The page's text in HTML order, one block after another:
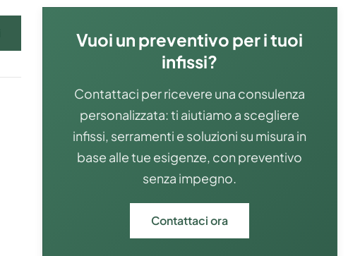
Vuoi un preventivo per i tuoi
infissi?
Contattaci per ricevere una consulenza
personalizzata: ti aiutiamo a scegliere
infissi, serramenti e soluzioni su misura in
base alle tue esigenze, con preventivo
senza impegno.
Contattaci ora